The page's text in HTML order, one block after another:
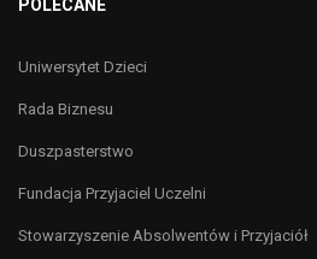
POLECANE
Uniwersytet Dzieci
Rada Biznesu
Duszpasterstwo
Fundacja Przyjaciel Uczelni
Stowarzyszenie Absolwentów i Przyjaciół